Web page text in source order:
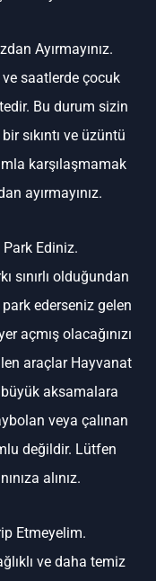
Ayırmayınız.
saatlerde çocuk
Bu durum sizin
sıkıntı ve üzüntü
karşılaşmamak
ayırmayınız.
Park Ediniz.
sınırlı olduğundan
park ederseniz gelen
açmış olacağınızı
araçlar Hayvanat
aksamalara
veya çalınan
değildir. Lütfen
alınız.
Etmeyelim.
ve daha temiz